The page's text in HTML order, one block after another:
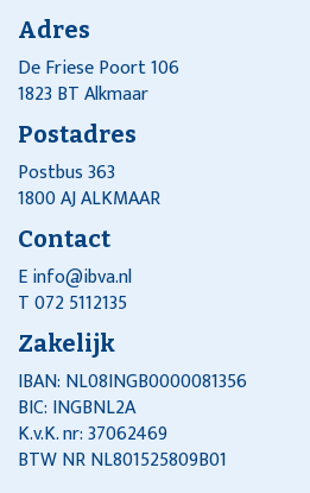
Adres
De Friese Poort 106
1823 BT Alkmaar
Postadres
Postbus 363
1800 AJ ALKMAAR
Contact
Einfo@ibva.nl
T 072 5112135
Zakelijk
IBAN: NL08INGB0000081356
BIC: INGBNL2A
K.v.K. nr: 37062469
BTW NR NL801525809B01